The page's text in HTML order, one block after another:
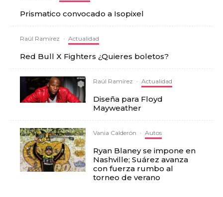
Prismatico convocado a Isopixel
Raúl Ramírez · Actualidad
Red Bull X Fighters ¿Quieres boletos?
Raúl Ramírez · Actualidad
Diseña para Floyd
Mayweather
Vania Calderón · Autos
Ryan Blaney se impone en
Nashville; Suárez avanza
con fuerza rumbo al
torneo de verano